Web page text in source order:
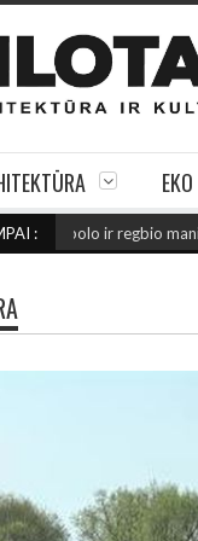
EKO
:
ir regbio maniežas įgavo